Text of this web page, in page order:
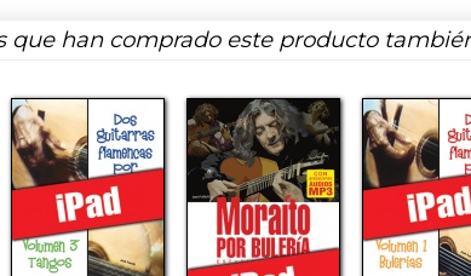
que han comprado este producto